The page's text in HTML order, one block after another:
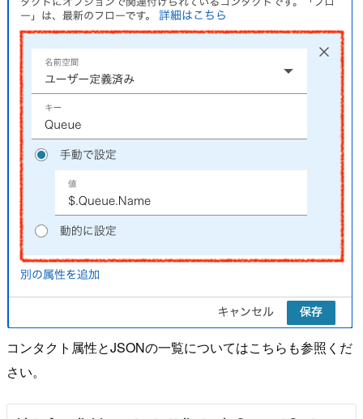
コンタクト属性とJSONの一覧についてはこちらも参照くだ
さい。